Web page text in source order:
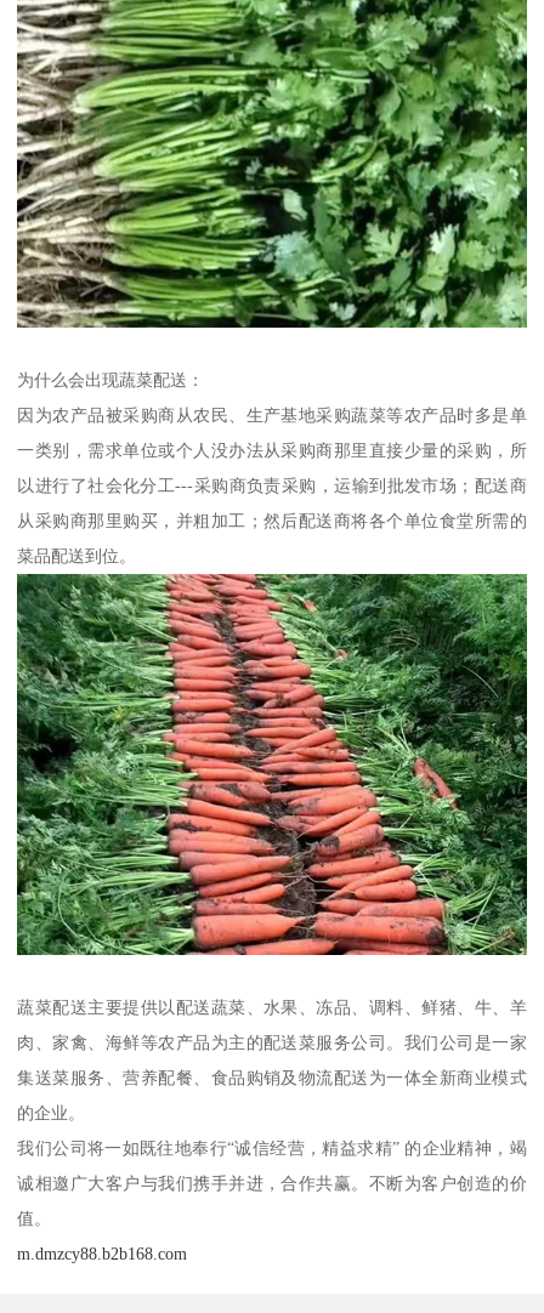
为什么会出现蔬菜配送：
因为农产品被采购商从农民、生产基地采购蔬菜等农产品时多是单
一类别，需求单位或个人没办法从采购商那里直接少量的采购，所
以进行了社会化分工---采购商负责采购，运输到批发市场；配送商
从采购商那里购买，并粗加工；然后配送商将各个单位食堂所需的
菜品配送到位。
蔬菜配送主要提供以配送蔬菜、水果、冻品、调料、鲜猪、牛、羊
肉、家禽、海鲜等农产品为主的配送菜服务公司。我们公司是一家
集送菜服务、营养配餐、食品购销及物流配送为一体全新商业模式
的企业。
我们公司将一如既往地奉行“诚信经营，精益求精” 的企业精神，竭
诚相邀广大客户与我们携手并进，合作共赢。不断为客户创造的价
值。
m.dmzcy88.b2b168.com